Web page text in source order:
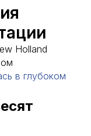
Holland
в глубоком